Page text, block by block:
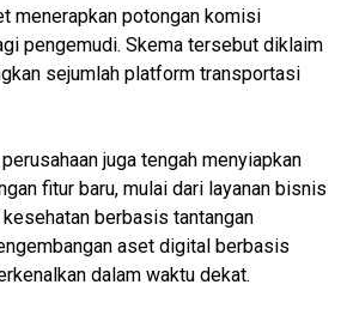
menerapkan potongan komisi
pengemudi. Skema tersebut diklaim
sejumlah platform transportasi
juga tengah menyiapkan
fitur baru, mulai dari layanan bisnis
berbasis tantangan
aset digital berbasis
dalam waktu dekat.